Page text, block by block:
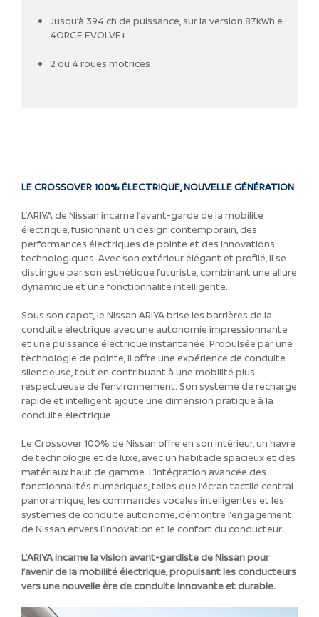
Jusqu’à 394 ch de puissance, sur la version 87kWh e-
4ORCE EVOLVE+
2 ou 4 roues motrices
LE CROSSOVER 100% ÉLECTRIQUE, NOUVELLE GÉNÉRATION
L’ARIYA de Nissan incarne l’avant-garde de la mobilité
électrique, fusionnant un design contemporain, des
performances électriques de pointe et des innovations
technologiques. Avec son extérieur élégant et profilé, il se
distingue par son esthétique futuriste, combinant une allure
dynamique et une fonctionnalité intelligente.
Sous son capot, le Nissan ARIYA brise les barrières de la
conduite électrique avec une autonomie impressionnante
et une puissance électrique instantanée. Propulsée par une
technologie de pointe, il offre une expérience de conduite
silencieuse, tout en contribuant à une mobilité plus
respectueuse de l’environnement. Son système de recharge
rapide et intelligent ajoute une dimension pratique à la
conduite électrique.
Le Crossover 100% de Nissan offre en son intérieur, un havre
de technologie et de luxe, avec un habitacle spacieux et des
matériaux haut de gamme. L’intégration avancée des
fonctionnalités numériques, telles que l’écran tactile central
panoramique, les commandes vocales intelligentes et les
systèmes de conduite autonome, démontre l’engagement
de Nissan envers l’innovation et le confort du conducteur.
L’ARIYA incarne la vision avant-gardiste de Nissan pour
l’avenir de la mobilité électrique, propulsant les conducteurs
vers une nouvelle ère de conduite innovante et durable.